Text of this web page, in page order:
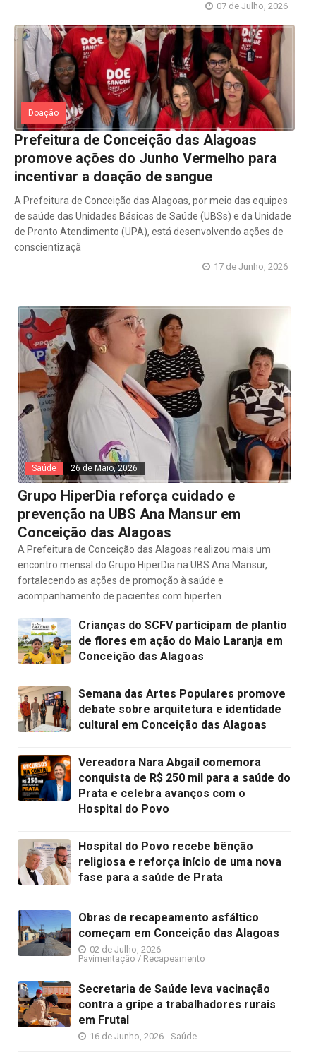
07 de Julho, 2026
Doação
Prefeitura de Conceição das Alagoas
promove ações do Junho Vermelho para
incentivar a doação de sangue
A Prefeitura de Conceição das Alagoas, por meio das equipes
de saúde das Unidades Básicas de Saúde (UBSs) e da Unidade
de Pronto Atendimento (UPA), está desenvolvendo ações de
conscientizaçã
17 de Junho, 2026
Saúde 26 de Maio, 2026
Grupo HiperDia reforça cuidado e
prevenção na UBS Ana Mansur em
Conceição das Alagoas
A Prefeitura de Conceição das Alagoas realizou mais um
encontro mensal do Grupo HiperDia na UBS Ana Mansur,
fortalecendo as ações de promoção à saúde e
acompanhamento de pacientes com hiperten
Crianças do SCFV participam de plantio
de flores em ação do Maio Laranja em
Conceição das Alagoas
Semana das Artes Populares promove
debate sobre arquitetura e identidade
cultural em Conceição das Alagoas
Vereadora Nara Abgail comemora
conquista de R$ 250 mil para a saúde do
Prata e celebra avanços com o
Hospital do Povo
Hospital do Povo recebe bênção
religiosa e reforça início de uma nova
fase para a saúde de Prata
Obras de recapeamento asfáltico
começam em Conceição das Alagoas
02 de Julho, 2026
Pavimentação / Recapeamento
Secretaria de Saúde leva vacinação
contra a gripe a trabalhadores rurais
em Frutal
16 de Junho, 2026 Saúde